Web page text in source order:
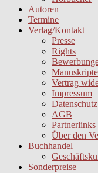
Autoren
Termine
Verlag/Kontakt
Presse
Rights
Manuskripte
Vertrag
Impressum
Datenschutz
AGB
Partnerlinks
Über den
Buchhandel
Sonderpreise